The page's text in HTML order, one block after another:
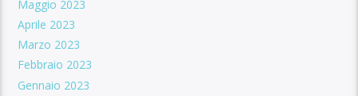
Maggio 2023
Aprile 2023
Marzo 2023
Febbraio 2023
Gennaio 2023